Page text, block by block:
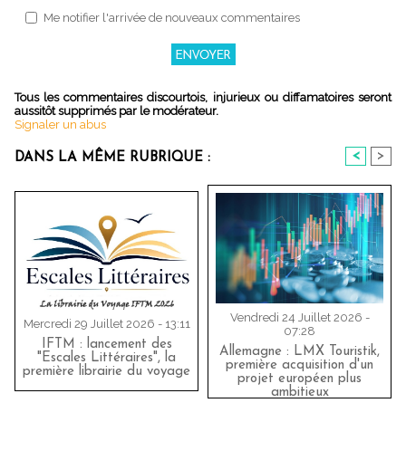
Me notifier l'arrivée de nouveaux commentaires
Tous les commentaires discourtois, injurieux ou diffamatoires seront
aussitôt supprimés par le modérateur.
Signaler un abus
DANS LA MÊME RUBRIQUE : < >
Mercredi 29 Juillet 2026 - 13:11
IFTM : lancement des
"Escales Littéraires", la
première librairie du voyage
Vendredi 24 Juillet 2026 -
07:28
Allemagne : LMX Touristik,
première acquisition d'un
projet européen plus
ambitieux